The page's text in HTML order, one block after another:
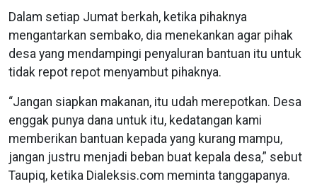
Dalam setiap Jumat berkah, ketika pihaknya
mengantarkan sembako, dia menekankan agar pihak
desa yang mendampingi penyaluran bantuan itu untuk
tidak repot repot menyambut pihaknya.
“Jangan siapkan makanan, itu udah merepotkan. Desa
enggak punya dana untuk itu, kedatangan kami
memberikan bantuan kepada yang kurang mampu,
jangan justru menjadi beban buat kepala desa,” sebut
Taupiq, ketika Dialeksis.com meminta tanggapanya.